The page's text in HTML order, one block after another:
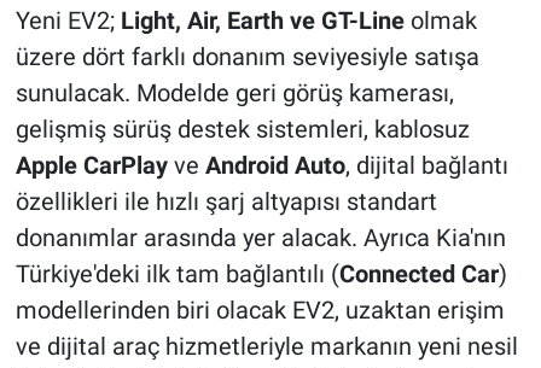
Yeni EV2; Light, Air, Earth ve GT-Lineolmak
üzere dört farklı donanım seviyesiyle satışa
sunulacak. Modelde geri görüş kamerası,
gelişmiş sürüş destek sistemleri, kablosuz
Apple CarPlayve Android Auto, dijital bağlantı
özellikleri ile hızlı şarj altyapısı standart
donanımlar arasında yer alacak. Ayrıca Kia'nın
Türkiye'deki ilk tam bağlantılı (Connected Car)
modellerinden biri olacak EV2, uzaktan erişim
ve dijital araç hizmetleriyle markanın yeni nesil